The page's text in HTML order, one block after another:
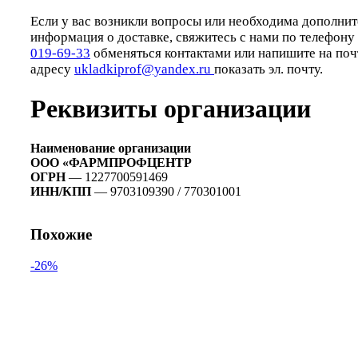
Если у вас возникли вопросы или необходима
информация о доставке, свяжитесь с нами по телефону
019-69-33 обменяться контактами или напишите на
адресу ukladkiprof@yandex.ru показать эл. почту.
Реквизиты организации
Наименование организации
ООО «ФАРМПРОФЦЕНТР
ОГРН— 1227700591469
ИНН/КПП — 9703109390 / 770301001
Похожие
-26%